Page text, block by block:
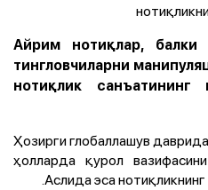
— Айрим нотиқлар,
тингловчиларни
нотиқлик
— Ҳозирги глобаллашув
ҳолларда қурол
Аслида эса